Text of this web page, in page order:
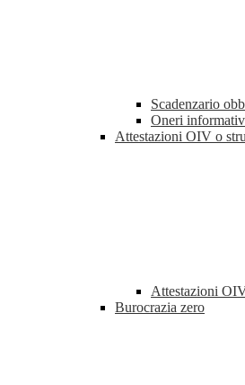
Scadenzario
Oneri
Attestazioni OIV o
Attestazioni
Burocrazia zero